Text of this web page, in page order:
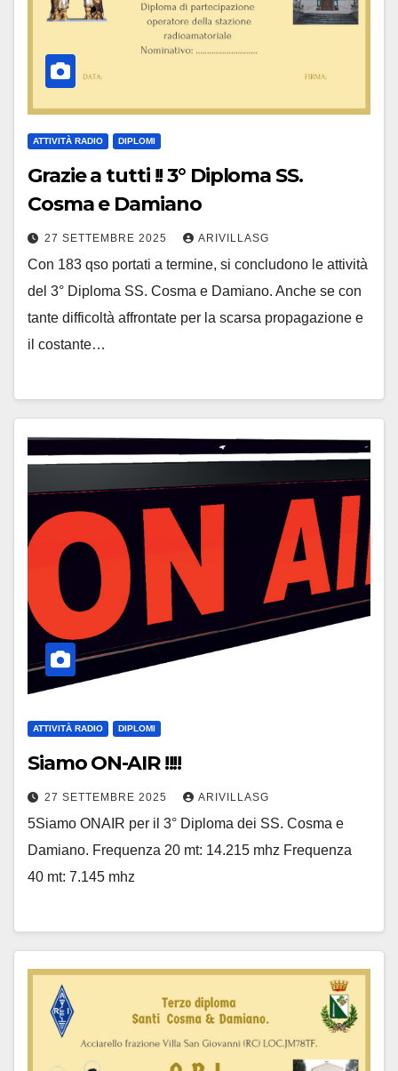
ATTIVITÀ RADIO DIPLOMI
Grazie a tutti !! 3° Diploma SS.
Cosma e Damiano
27 SETTEMBRE 2025 ARIVILLASG
Con 183 qso portati a termine, si concludono le attività
del 3° Diploma SS. Cosma e Damiano. Anche se con
tante difficoltà affrontate per la scarsa propagazione e
il costante…
ATTIVITÀ RADIO DIPLOMI
Siamo ON-AIR !!!!
27 SETTEMBRE 2025 ARIVILLASG
5Siamo ONAIR per il 3° Diploma dei SS. Cosma e
Damiano. Frequenza 20 mt: 14.215 mhz Frequenza
40 mt: 7.145 mhz